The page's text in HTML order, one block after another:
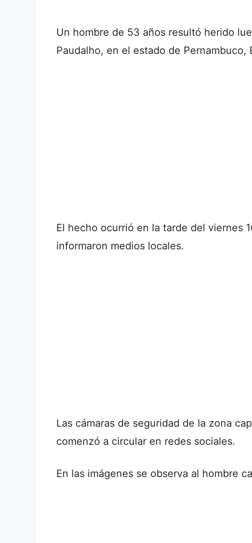
Un hombre de 53 años resultó herido
Paudalho, en el estado de Pernambuco,
El hecho ocurrió en la tarde del viernes
informaron medios locales.
Las cámaras de seguridad de la zona
comenzó a circular en redes sociales.
En las imágenes se observa al hombre